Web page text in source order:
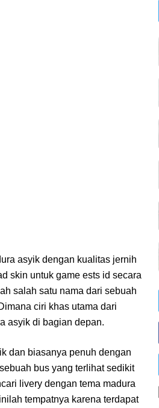
asyik dengan kualitas jernih
skin untuk game ests id secara
salah satu nama dari sebuah
ciri khas utama dari
asyik di bagian depan.
dan biasanya penuh dengan
bus yang terlihat sedikit
livery dengan tema madura
tempatnya karena terdapat